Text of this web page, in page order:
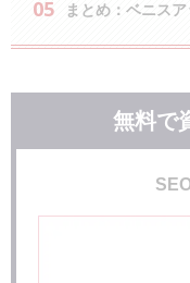
まとめ：ベニス
無料で